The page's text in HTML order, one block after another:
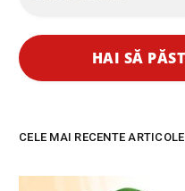
CELE MAI RECENTE ARTICOLE